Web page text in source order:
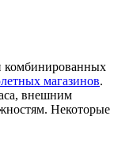
комбинированных
магазинов.
внешним
Некоторые